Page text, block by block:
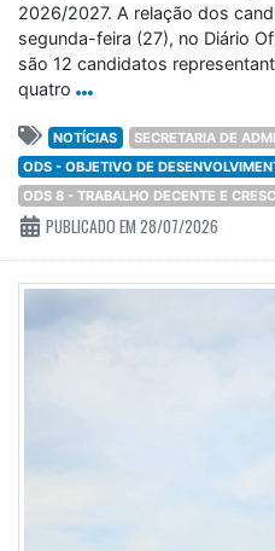
2026/2027. A relação dos
segunda-feira (27), no Diário
são 12 candidatos
quatro
NOTÍCIAS
SECRETARIA DE
ODS - OBJETIVO DE
ODS 8 - TRABALHO DECENTE E
PUBLICADO EM 28/07/2026